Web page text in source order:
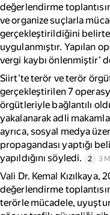
değerlendirme
ve organize suçlarla
gerçekleştirildiğini
uygulanmıştır. Yapılan
vergi kaybı önlenmiştir'
Siirt'te terör ve terör
gerçekleştirilen 7
örgütleriyle bağlantılı
yakalanarak adli
ayrıca, sosyal medya
propagandası yaptığı
yapıldığını söyledi.
2 3
Vali Dr. Kemal Kızılkaya,
değerlendirme
terörle mücadele,